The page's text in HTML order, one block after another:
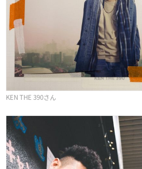
KEN THE 390さん